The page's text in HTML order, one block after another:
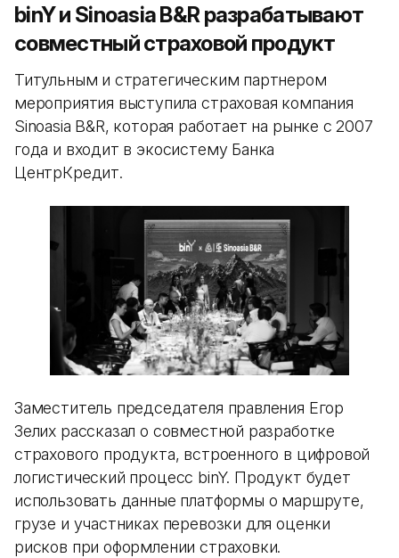
binY и Sinoasia B&R разрабатывают
совместный страховой продукт
Титульным и стратегическим партнером
мероприятия выступила страховая компания
Sinoasia B&R, которая работает на рынке с 2007
года и входит в экосистему Банка
ЦентрКредит.
Заместитель председателя правления Егор
Зелих рассказал о совместной разработке
страхового продукта, встроенного в цифровой
логистический процесс binY. Продукт будет
использовать данные платформы о маршруте,
грузе и участниках перевозки для оценки
рисков при оформлении страховки.